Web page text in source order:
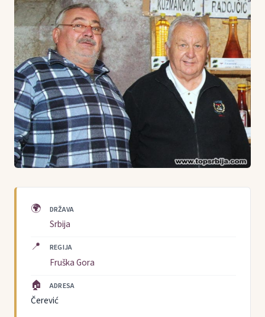
🌍 DRŽAVA
Srbija
📍 REGIJA
Fruška Gora
🏠 ADRESA
Čerević